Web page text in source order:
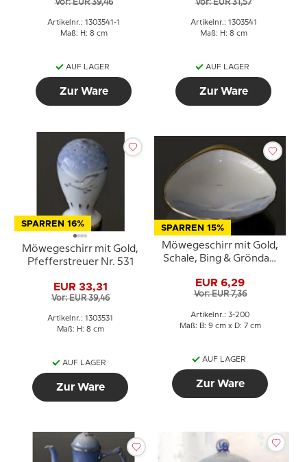
Vor: EUR 39,46
Artikelnr.: 1303541-1
Maß: H: 8 cm
AUF LAGER
Zur Ware
Vor: EUR 31,57
Artikelnr.: 1303541
Maß: H: 8 cm
AUF LAGER
Zur Ware
SPARREN 16%
Möwegeschirr mit Gold,
Pfefferstreuer Nr. 531
EUR 33,31
Vor: EUR 39,46
Artikelnr.: 1303531
Maß: H: 8 cm
AUF LAGER
Zur Ware
SPARREN 15%
Möwegeschirr mit Gold,
Schale, Bing & Gröndahl
EUR 6,29
Vor: EUR 7,36
Artikelnr.: 3-200
Maß: B: 9 cm x D: 7 cm
AUF LAGER
Zur Ware